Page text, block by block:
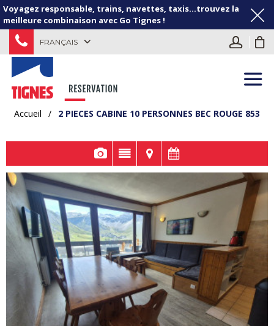
Voyagez responsable, trains, navettes, taxis...trouvez la
meilleure combinaison avec Go Tignes !
FRANÇAIS
Accueil / 2 PIECES CABINE 10 PERSONNES BEC ROUGE 853